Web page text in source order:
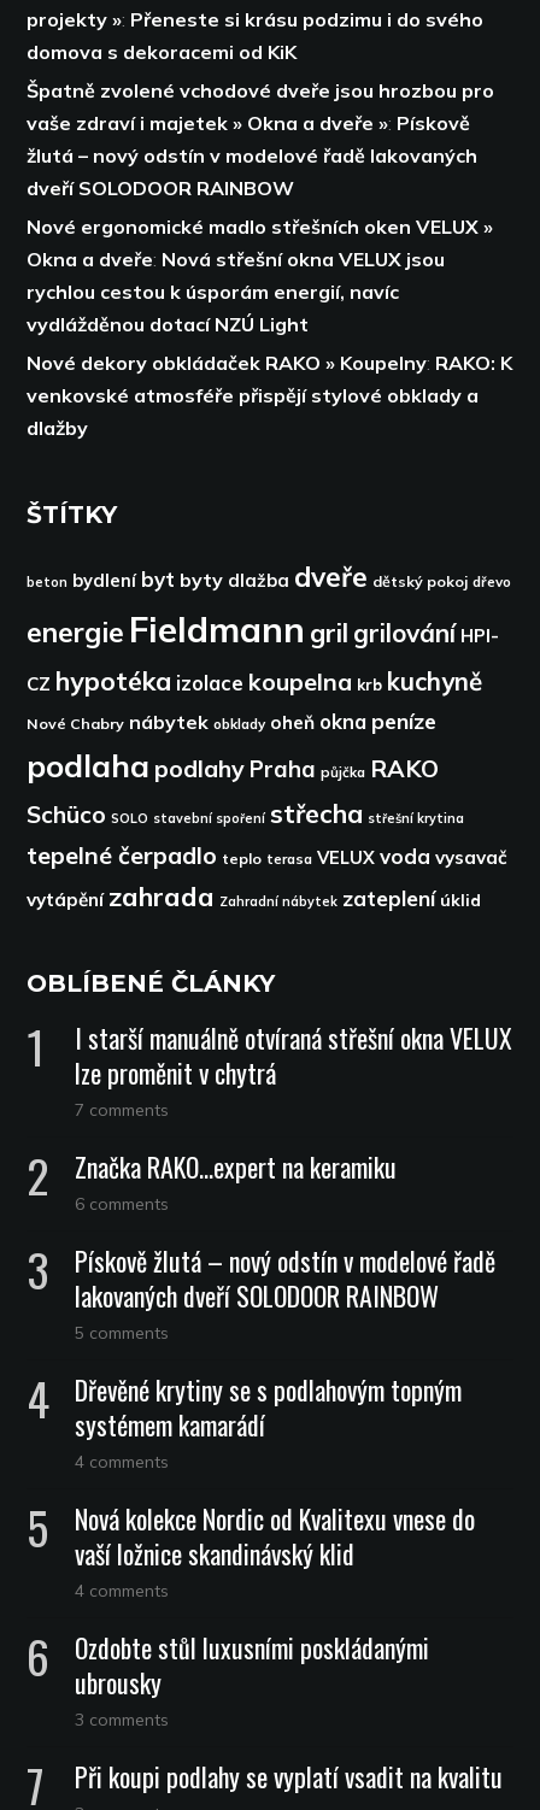
projekty »: Přeneste si krásu podzimu i do svého
domova s dekoracemi od KiK
Špatně zvolené vchodové dveře jsou hrozbou pro
vaše zdraví i majetek » Okna a dveře »: Pískově
žlutá – nový odstín v modelové řadě lakovaných
dveří SOLODOOR RAINBOW
Nové ergonomické madlo střešních oken VELUX »
Okna a dveře: Nová střešní okna VELUX jsou
rychlou cestou k úsporám energií, navíc
vydlážděnou dotací NZÚ Light
Nové dekory obkládaček RAKO » Koupelny: RAKO: K
venkovské atmosféře přispějí stylové obklady a
dlažby
ŠTÍTKY
beton bydlení byt byty dlažba dveře dětský pokoj dřevo
energie Fieldmann gril grilování HPI-
CZ hypotéka izolace koupelna krb kuchyně
Nové Chabry nábytek obklady oheň okna peníze
podlaha podlahy Praha půjčka RAKO
Schüco SOLO stavební spoření střecha střešní krytina
tepelné čerpadlo teplo terasa VELUX voda vysavač
vytápění zahrada Zahradní nábytek zateplení úklid
OBLÍBENÉ ČLÁNKY
I starší manuálně otvíraná střešní okna VELUX
lze proměnit v chytrá
7 comments
Značka RAKO…expert na keramiku
6 comments
Pískově žlutá – nový odstín v modelové řadě
lakovaných dveří SOLODOOR RAINBOW
5 comments
Dřevěné krytiny se s podlahovým topným
systémem kamarádí
4 comments
Nová kolekce Nordic od Kvalitexu vnese do
vaší ložnice skandinávský klid
4 comments
Ozdobte stůl luxusními poskládanými
ubrousky
3 comments
Při koupi podlahy se vyplatí vsadit na kvalitu